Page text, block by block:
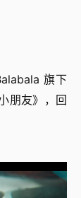
旗下
朋友》，回